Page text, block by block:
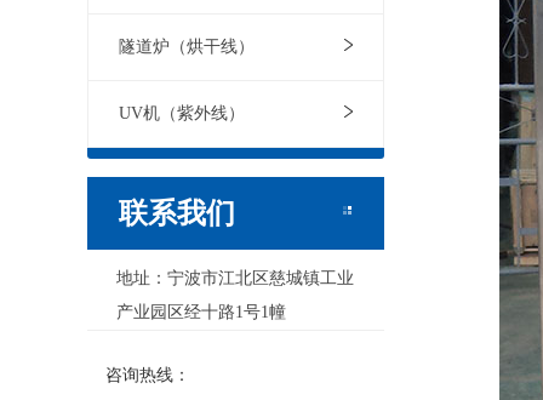
隧道炉（烘干线）
UV机（紫外线）
联系我们
地址：宁波市江北区慈城镇工业
产业园区经十路1号1幢
咨询热线：